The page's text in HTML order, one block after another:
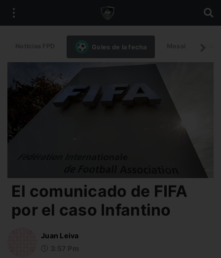
Goles de la fecha
El comunicado de FIFA
por el caso Infantino
Juan Leiva